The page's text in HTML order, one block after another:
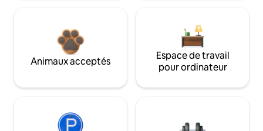
Animaux acceptés
Espace de travail
pour ordinateur